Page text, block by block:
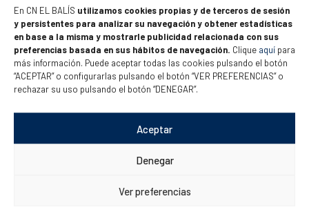
En CN EL BALÍS utilizamos cookies propias y de terceros de sesión
y persistentes para analizar su navegación y obtener estadísticas
en base a la misma y mostrarle publicidad relacionada con sus
preferencias basada en sus hábitos de navegación. Clique aquí para
más información. Puede aceptar todas las cookies pulsando el botón
“ACEPTAR” o configurarlas pulsando el botón “VER PREFERENCIAS” o
rechazar su uso pulsando el botón “DENEGAR”.
Aceptar
Denegar
Ver preferencias
el Europeo juvenil de la
clase Europa
Del 10 al 14 de julio se ha celebrado el Europeo de la clase
Europa en el Lago di Garda (Italia) donde han destacado
regatistas de El Balís. El campeonato ha sido organizado
por el Club italiano Circolo Vela Arco y ha contado con un